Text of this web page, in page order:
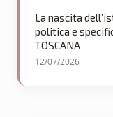
La nascita
politica e
TOSCANA
12/07/2026